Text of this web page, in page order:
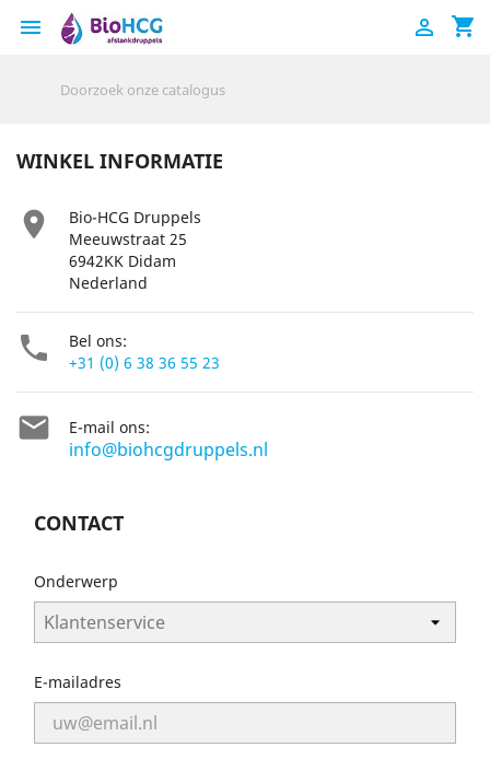
 shopping_cart

WINKEL INFORMATIE

Bio-HCG Druppels
Meeuwstraat 25
6942KK Didam
Nederland

Bel ons:
+31 (0) 6 38 36 55 23
 E-mail ons:
info@biohcgdruppels.nl
CONTACT
Onderwerp
E-mailadres